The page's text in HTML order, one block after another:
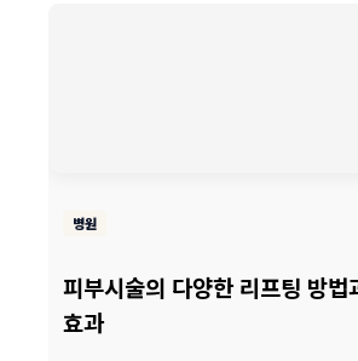
병원
피부시술의 다양한 리프팅 방법
효과